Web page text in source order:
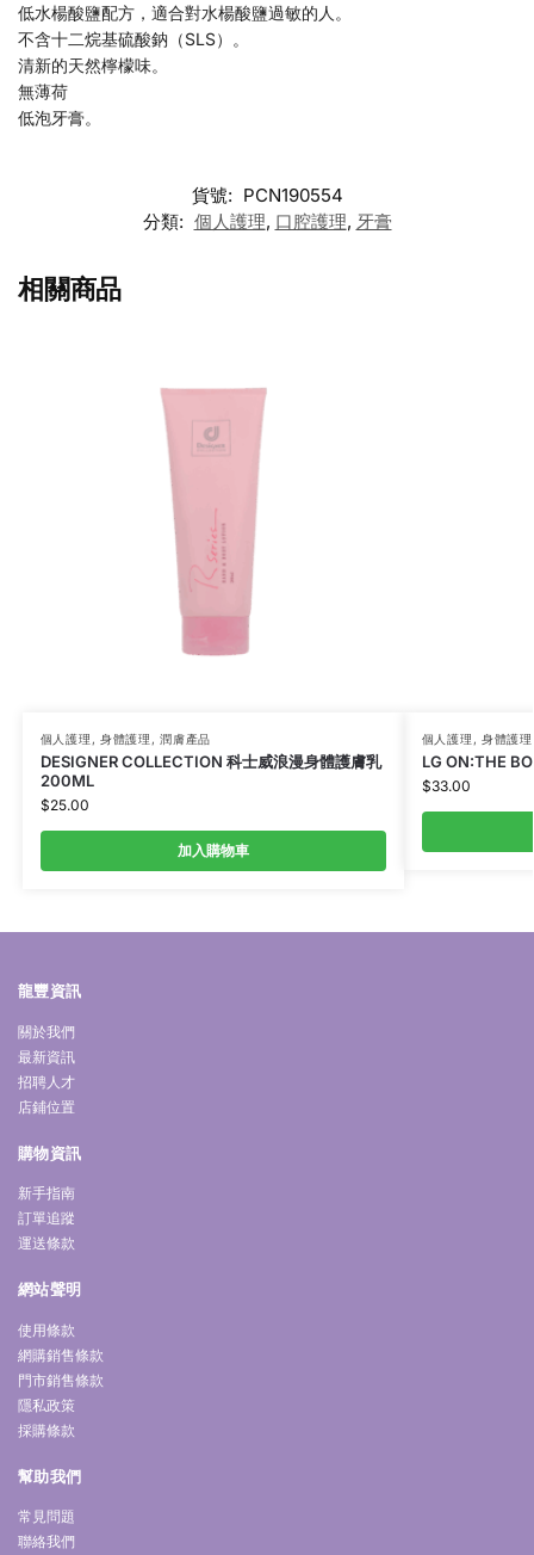
低水楊酸鹽配方，適合對水楊酸鹽過敏的人。
不含十二烷基硫酸鈉（SLS）。
清新的天然檸檬味。
無薄荷
低泡牙膏。
貨號: PCN190554
分類: 個人護理, 口腔護理, 牙膏
相關商品
個人護理 , 身體護理 ,潤膚產品
DESIGNER COLLECTION 科士威浪漫身體護膚乳
200ML
$25.00
加入購物車
個人護理 , 身體護理
LG ON:THE
$33.00
龍豐資訊
關於我們
最新資訊
招聘人才
店鋪位置
購物資訊
新手指南
訂單追蹤
運送條款
網站聲明
使用條款
網購銷售條款
門市銷售條款
隱私政策
採購條款
幫助我們
常見問題
聯絡我們